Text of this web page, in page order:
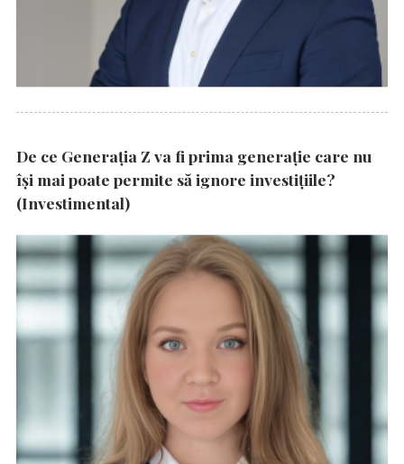
De ce Generația Z va fi prima generație care nu
își mai poate permite să ignore investițiile?
(Investimental)